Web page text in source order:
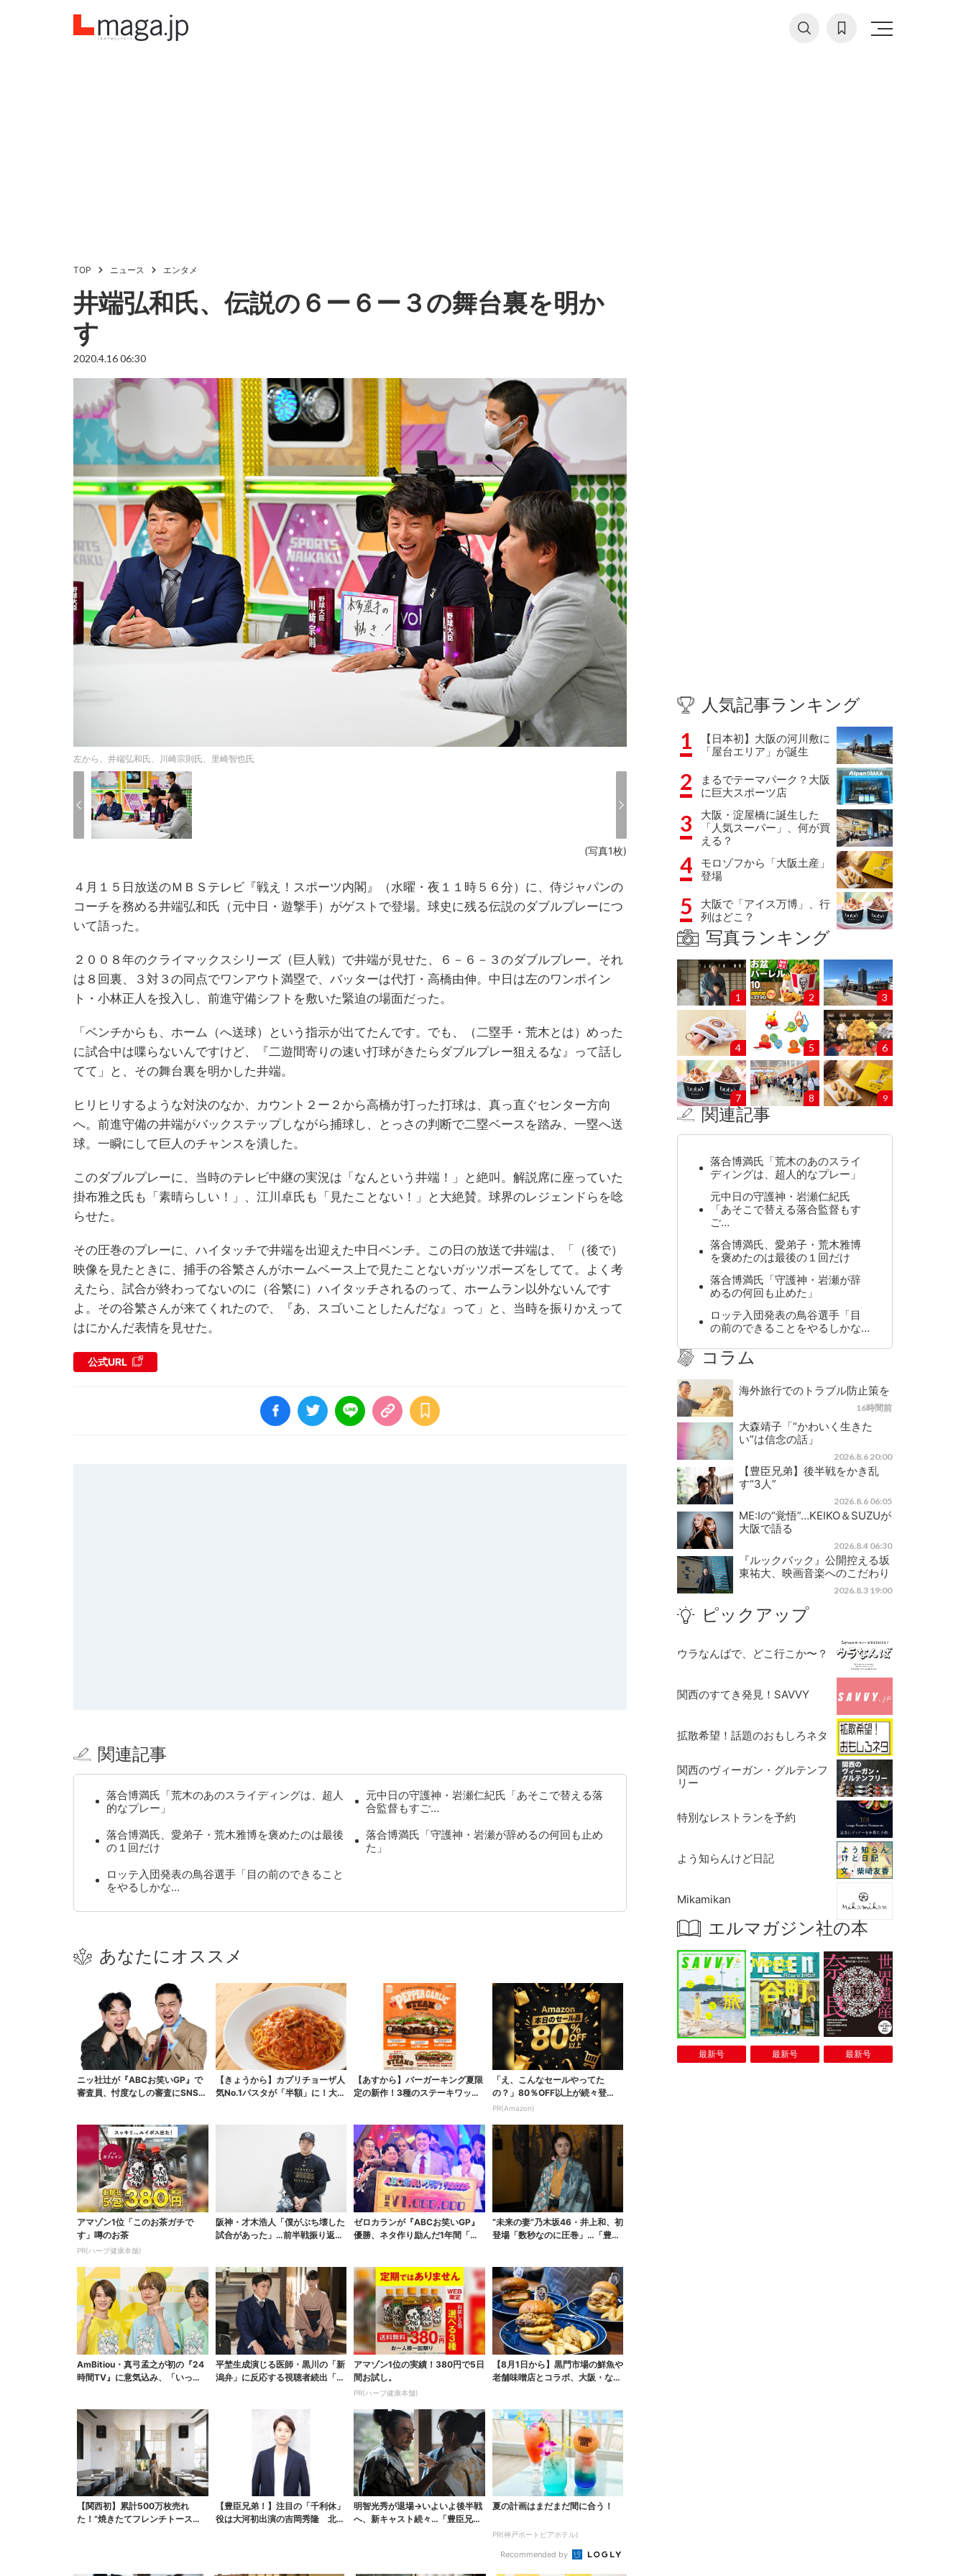
TOP ニュース エンタメ
井端弘和氏、伝説の６ー６ー３の舞台裏を明か
す
2020.4.16 06:30
左から、井端弘和氏、川崎宗則氏、里崎智也氏
(写真1枚)
４月１５日放送のＭＢＳテレビ『戦え！スポーツ内閣』（水曜・夜１１時５６分）に、侍ジャパンの
コーチを務める井端弘和氏（元中日・遊撃手）がゲストで登場。球史に残る伝説のダブルプレーにつ
いて語った。
２００８年のクライマックスシリーズ（巨人戦）で井端が見せた、６－６－３のダブルプレー。それ
は８回裏、３対３の同点でワンアウト満塁で、バッターは代打・高橋由伸。中日は左のワンポイン
ト・小林正人を投入し、前進守備シフトを敷いた緊迫の場面だった。
「ベンチからも、ホーム（へ送球）という指示が出てたんです。でも、（二塁手・荒木とは）めった
に試合中は喋らないんですけど、『二遊間寄りの速い打球がきたらダブルプレー狙えるな』って話し
てて」と、その舞台裏を明かした井端。
ヒリヒリするような対決のなか、カウント２ー２から高橋が打った打球は、真っ直ぐセンター方向
へ。前進守備の井端がバックステップしながら捕球し、とっさの判断で二塁ベースを踏み、一塁へ送
球。一瞬にして巨人のチャンスを潰した。
このダブルプレーに、当時のテレビ中継の実況は「なんという井端！」と絶叫。解説席に座っていた
掛布雅之氏も「素晴らしい！」、江川卓氏も「見たことない！」と大絶賛。球界のレジェンドらを唸
らせた。
その圧巻のプレーに、ハイタッチで井端を出迎えた中日ベンチ。この日の放送で井端は、「（後で）
映像を見たときに、捕手の谷繁さんがホームベース上で見たことないガッツポーズをしてて。よく考
えたら、試合が終わってないのに（谷繁に）ハイタッチされるのって、ホームラン以外ないんです
よ。その谷繁さんが来てくれたので、『あ、スゴいことしたんだな』って」と、当時を振りかえって
はにかんだ表情を見せた。
公式URL
関連記事
落合博満氏「荒木のあのスライディングは、超人
的なプレー」
元中日の守護神・岩瀬仁紀氏「あそこで替える落
合監督もすご…
落合博満氏、愛弟子・荒木雅博を褒めたのは最後
の１回だけ
落合博満氏「守護神・岩瀬が辞めるの何回も止め
た」
ロッテ入団発表の鳥谷選手「目の前のできること
をやるしかな…
あなたにオススメ
ニッ社辻が『ABCお笑いGP』で
審査員、忖度なしの審査にSNS称
【きょうから】カプリチョーザ人
気No.1パスタが「半額」に！大創
【あすから】バーガーキング夏限
定の新作！3種のステーキワッパ
「え、こんなセールやってた
の？」80％OFF以上が続々登
場！Amazonの本気が...
PR(Amazon)
アマゾン1位「このお茶ガチで
す」噂のお茶
PR(ハーブ健康本舗)
阪神・才木浩人「僕がぶち壊した
試合があった」…前半戦振り返る
ゼロカランが『ABCお笑いGP』
優勝、ネタ作り励んだ1年間「若
“未来の妻”乃木坂46・井上和、初
登場「数秒なのに圧巻」…「豊臣
AmBitiou・真弓孟之が初の『24
時間TV』に意気込み、「いっぱ
平埜生成演じる医師・黒川の「新
潟弁」に反応する視聴者続出「グ
アマゾン1位の実績！380円で5日
間お試し。
PR(ハーブ健康本舗)
【8月1日から】黒門市場の鮮魚や
老舗味噌店とコラボ、大阪・なん
【関西初】累計500万枚売れ
た！“焼きたてフレンチトース
【豊臣兄弟！】注目の「千利休」
役は大河初出演の吉岡秀隆 北条
明智光秀が退場→いよいよ後半戦
へ、新キャスト続々…「豊臣兄
夏の計画はまだまだ間に合う！
PR(神戸ポートピアホテル)
Recommended by
人気記事ランキング
1
【日本初】大阪の河川敷に
「屋台エリア」が誕生
2
まるでテーマパーク？大阪
に巨大スポーツ店
3
大阪・淀屋橋に誕生した
「人気スーパー」、何が買
える？
4
モロゾフから「大阪土産」
登場
5
大阪で「アイス万博」、行
列はどこ？
写真ランキング
1 2 3
4 5 6
7 8 9
関連記事
落合博満氏「荒木のあのスライ
ディングは、超人的なプレー」
元中日の守護神・岩瀬仁紀氏
「あそこで替える落合監督もす
ご…
落合博満氏、愛弟子・荒木雅博
を褒めたのは最後の１回だけ
落合博満氏「守護神・岩瀬が辞
めるの何回も止めた」
ロッテ入団発表の鳥谷選手「目
の前のできることをやるしかな…
コラム
海外旅行でのトラブル防止策を
16時間前
大森靖子「“かわいく生きた
い”は信念の話」
2026.8.6 20:00
【豊臣兄弟】後半戦をかき乱
す“3人”
2026.8.6 06:05
ME:Iの“覚悟”…KEIKO＆SUZUが
大阪で語る
2026.8.4 06:30
『ルックバック』公開控える坂
東祐大、映画音楽へのこだわり
2026.8.3 19:00
ピックアップ
ウラなんばで、どこ行こか〜？
関西のすてき発見！SAVVY
拡散希望！話題のおもしろネタ
関西のヴィーガン・グルテンフ
リー
特別なレストランを予約
よう知らんけど日記
Mikamikan
エルマガジン社の本
最新号 最新号 最新号